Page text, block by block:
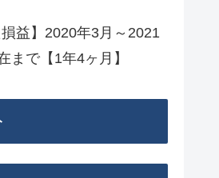
損益】2020年3月～2021
まで【1年4ヶ月】